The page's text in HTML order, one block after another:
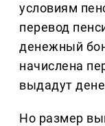
условиям
перевод
денежный
начислена
выдадут
Но размер